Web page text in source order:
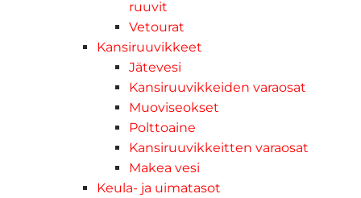
ruuvit
Vetourat
Kansiruuvikkeet
Jätevesi
Kansiruuvikkeiden varaosat
Muoviseokset
Polttoaine
Kansiruuvikkeitten varaosat
Makea vesi
Keula- ja uimatasot